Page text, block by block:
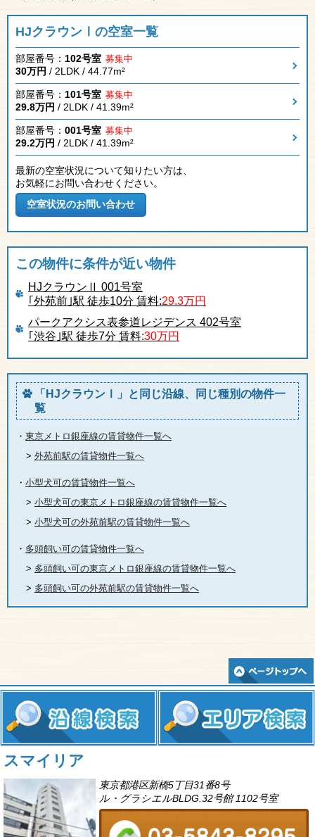
HJクラウンⅠの空室一覧
部屋番号： 102号室 募集中
30万円 / 2LDK / 44.77m²
部屋番号： 101号室 募集中
29.8万円 / 2LDK / 41.39m²
部屋番号： 001号室 募集中
29.2万円 / 2LDK / 41.39m²
最新の空室状況について知りたい方は、
お気軽にお問い合わせください。
この物件に条件が近い物件
HJクラウンⅡ 001号室
｢外苑前｣駅 徒歩10分 賃料:29.3万円
パークアクシス表参道レジデンス 402号室
｢渋谷｣駅 徒歩7分 賃料:30万円
「HJクラウンⅠ」と同じ沿線、同じ種別の物件一
覧
・ 東京メトロ銀座線の賃貸物件一覧へ
> 外苑前駅の賃貸物件一覧へ
・ 小型犬可の賃貸物件一覧へ
> 小型犬可の東京メトロ銀座線の賃貸物件一覧へ
> 小型犬可の外苑前駅の賃貸物件一覧へ
・ 多頭飼い可の賃貸物件一覧へ
> 多頭飼い可の東京メトロ銀座線の賃貸物件一覧へ
> 多頭飼い可の外苑前駅の賃貸物件一覧へ
スマイリア
東京都港区新橋5丁目31番8号
ル・グラシエルBLDG.32号館 1102号室